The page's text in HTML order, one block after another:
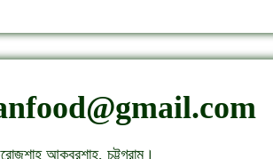
আকবরশাহ, চট্টগ্রাম।